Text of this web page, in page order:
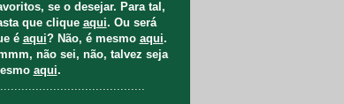
se o desejar. Para tal,
que clique aqui. Ou será
é aqui? Não, é mesmo aqui.
não sei, não, talvez seja
aqui.